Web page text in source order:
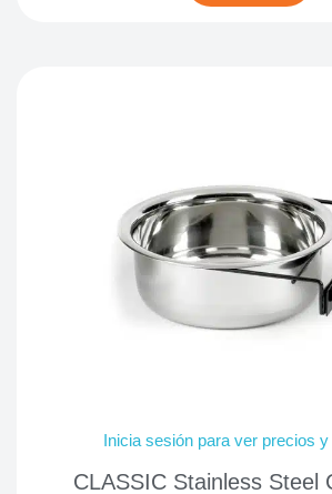
Inicia sesión para ver precios
CLASSIC Stainless Steel